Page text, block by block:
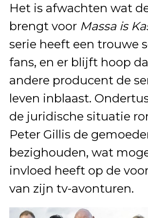
Het is afwachten wat
brengt voor Massa is
serie heeft een trouwe
fans, en er blijft hoop
andere producent de
leven inblaast.
de juridische situatie
Peter Gillis de
bezighouden, wat
invloed heeft op de
van zijn tv-avonturen.